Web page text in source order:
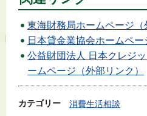
東海財務局ホームページ（
日本貸金業協会ホームペー
公益財団法人 日本クレジ
ームページ（外部リンク）
カテゴリー 消費生活相談